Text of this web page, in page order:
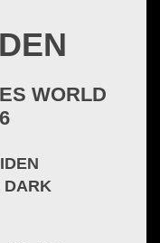
WORLD
DARK